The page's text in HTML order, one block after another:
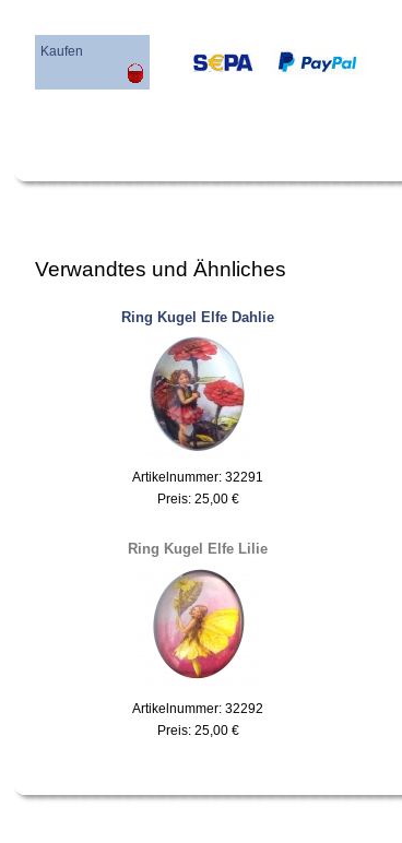
Kaufen
Verwandtes und Ähnliches
Ring Kugel Elfe Dahlie
Artikelnummer: 32291
Preis: 25,00 €
Ring Kugel Elfe Lilie
Artikelnummer: 32292
Preis: 25,00 €